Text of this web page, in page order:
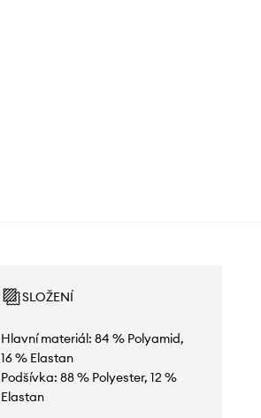
SLOŽENÍ
Hlavní materiál: 84 % Polyamid,
16 % Elastan
Podšívka: 88 % Polyester, 12 %
Elastan